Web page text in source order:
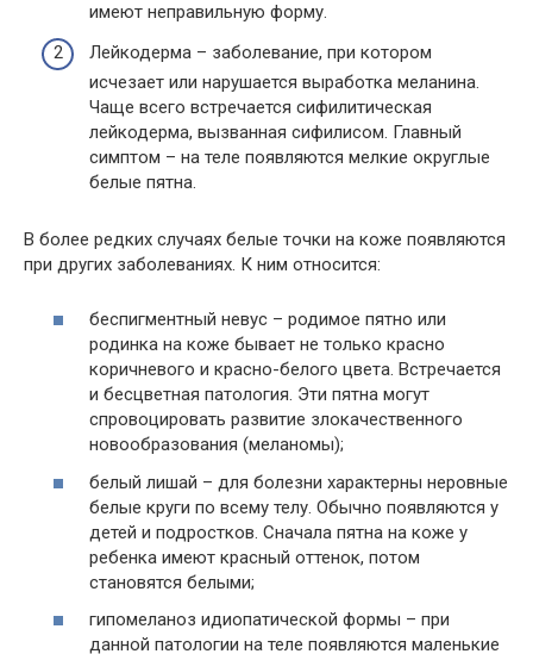
имеют неправильную форму.
Лейкодерма – заболевание, при котором
исчезает или нарушается выработка меланина.
Чаще всего встречается сифилитическая
лейкодерма, вызванная сифилисом. Главный
симптом – на теле появляются мелкие округлые
белые пятна.
В более редких случаях белые точки на коже появляются
при других заболеваниях. К ним относится:
беспигментный невус – родимое пятно или
родинка на коже бывает не только красно
коричневого и красно-белого цвета. Встречается
и бесцветная патология. Эти пятна могут
спровоцировать развитие злокачественного
новообразования (меланомы);
белый лишай – для болезни характерны неровные
белые круги по всему телу. Обычно появляются у
детей и подростков. Сначала пятна на коже у
ребенка имеют красный оттенок, потом
становятся белыми;
гипомеланоз идиопатической формы – при
данной патологии на теле появляются маленькие